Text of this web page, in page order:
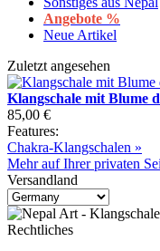
Angebote %
Neue Artikel
Zuletzt angesehen
Klangschale mit Blume
85,00 €
Features:
Chakra-Klangschalen »
Mehr auf Ihrer privaten
Versandland
Rechtliches